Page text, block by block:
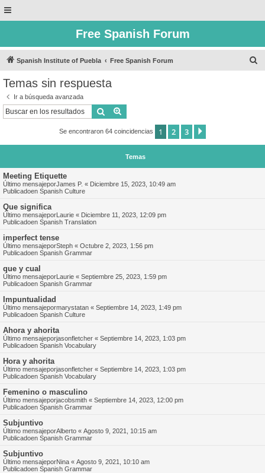
Free Spanish Forum
Spanish Institute of Puebla Free Spanish Forum
Temas sin respuesta
Ir a búsqueda avanzada
Buscar
Se encontraron 64 coincidencias 1 2 3
Temas
Meeting Etiquette
Último mensajeporJames P. « Diciembre 15, 2023, 10:49 am
Publicadoen Spanish Culture
Que significa
Último mensajeporLaurie « Diciembre 11, 2023, 12:09 pm
Publicadoen Spanish Translation
imperfect tense
Último mensajeporSteph « Octubre 2, 2023, 1:56 pm
Publicadoen Spanish Grammar
que y cual
Último mensajeporLaurie « Septiembre 25, 2023, 1:59 pm
Publicadoen Spanish Grammar
Impuntualidad
Último mensajepormarystatan « Septiembre 14, 2023, 1:49 pm
Publicadoen Spanish Culture
Ahora y ahorita
Último mensajeporjasonfletcher « Septiembre 14, 2023, 1:03 pm
Publicadoen Spanish Vocabulary
Hora y ahorita
Último mensajeporjasonfletcher « Septiembre 14, 2023, 1:03 pm
Publicadoen Spanish Vocabulary
Femenino o masculino
Último mensajeporjacobsmith « Septiembre 14, 2023, 12:00 pm
Publicadoen Spanish Grammar
Subjuntivo
Último mensajeporAlberto « Agosto 9, 2021, 10:15 am
Publicadoen Spanish Grammar
Subjuntivo
Último mensajeporNina « Agosto 9, 2021, 10:10 am
Publicadoen Spanish Grammar